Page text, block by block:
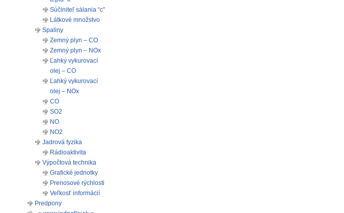
Súčiniteľ sálania “c”
Látkové množstvo
Spaliny
Zemný plyn – CO
Zemný plyn – NOx
Ľahký vykurovací
olej – CO
Ľahký vykurovací
olej – NOx
CO
SO2
NO
NO2
Jadrová fyzika
Rádioaktivita
Výpočtová technika
Grafické jednotky
Prenosové rýchlosti
Veľkosť informácií
Predpony